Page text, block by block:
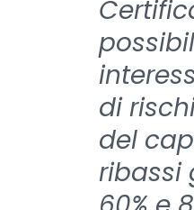
di
del
ribassi